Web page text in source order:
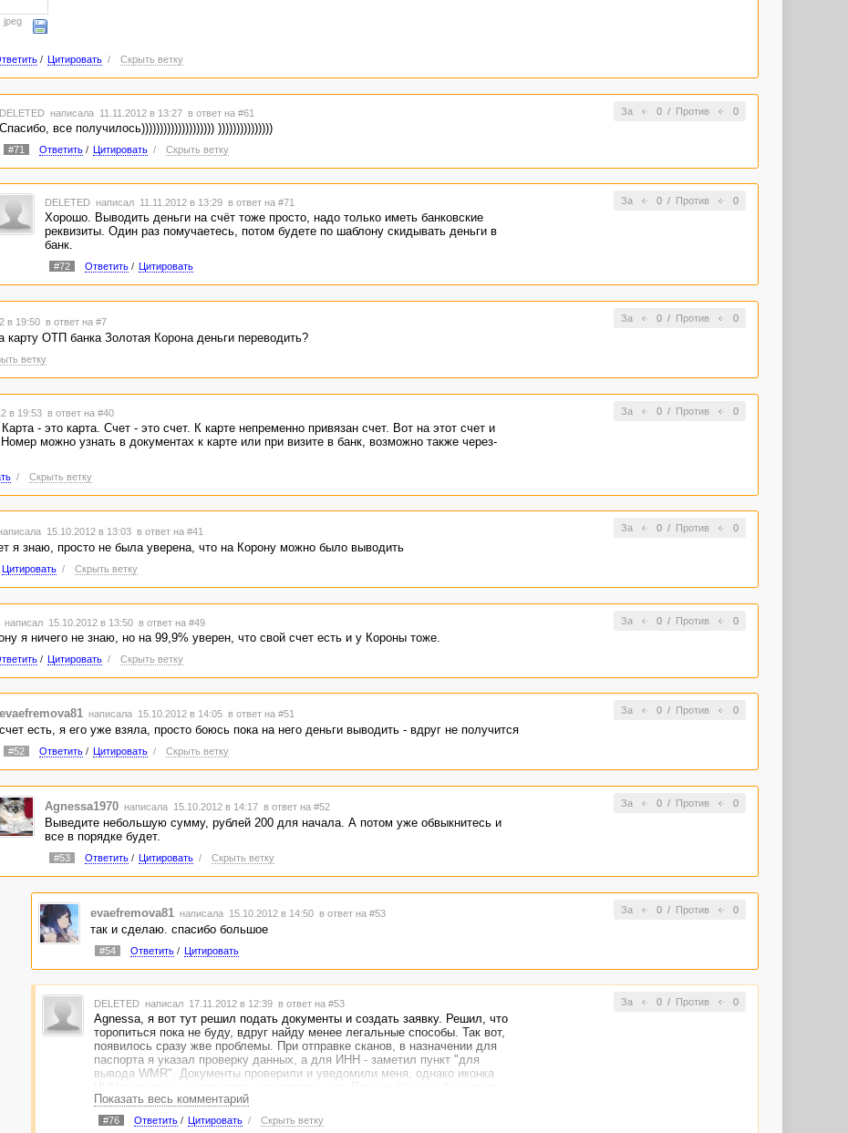
jpeg
/ Цитировать / Скрыть ветку
За 0/ Против 0
DELETED написала 11.11.2012 в 13:27 в ответ на #61
Спасибо, все получилось)))))))))))))))))))) )))))))))))))))
#71 Ответить/ Цитировать / Скрыть ветку
За 0/ Против 0
DELETED написал 11.11.2012 в 13:29 в ответ на #71
Хорошо. Выводить деньги на счёт тоже просто, надо только иметь банковские
реквизиты. Один раз помучаетесь, потом будете по шаблону скидывать деньги в
банк.
#72 Ответить/ Цитировать
За 0/ Против 0
в 19:50 в ответ на #7
ОТП банка Золотая Корона деньги переводить?
ветку
За 0/ Против 0
в 19:53 в ответ на #40
- это карта. Счет - это счет. К карте непременно привязан счет. Вот на этот счет и
можно узнать в документах к карте или при визите в банк, возможно также через-
/ Скрыть ветку
За 0/ Против 0
15.10.2012 в 13:03 в ответ на #41
я знаю, просто не была уверена, что на Корону можно было выводить
Цитировать / Скрыть ветку
За 0/ Против 0
написал 15.10.2012 в 13:50 в ответ на #49
я ничего не знаю, но на 99,9% уверен, что свой счет есть и у Короны тоже.
/ Цитировать / Скрыть ветку
За 0/ Против 0
evaefremova81 написала 15.10.2012 в 14:05 в ответ на #51
счет есть, я его уже взяла, просто боюсь пока на него деньги выводить - вдруг не получится
#52 Ответить/ Цитировать / Скрыть ветку
За 0/ Против 0
Agnessa1970 написала 15.10.2012 в 14:17 в ответ на #52
Выведите небольшую сумму, рублей 200 для начала. А потом уже обвыкнитесь и
все в порядке будет.
#53 Ответить/ Цитировать / Скрыть ветку
За 0/ Против 0
evaefremova81 написала 15.10.2012 в 14:50 в ответ на #53
так и сделаю. спасибо большое
#54 Ответить/ Цитировать
За 0/ Против 0
DELETED написал 17.11.2012 в 12:39 в ответ на #53
Agnessa, я вот тут решил подать документы и создать заявку. Решил, что
торопиться пока не буду, вдруг найду менее легальные способы. Так вот,
появилось сразу жве проблемы. При отправке сканов, в назначении для
паспорта я указал проверку данных, а для ИНН - заметил пункт "для
вывода WMR". Документы проверили и уведомили меня, однако иконка
мне создание заявки на вывод фразой: "Операция запрещена, т.к. операция
вывода невозможна для участника системы WebMoney Transfer с
формальным аттестатом и ниже." Меня пугает "с формальным
Показать весь комментарий
#76 Ответить/ Цитировать / Скрыть ветку